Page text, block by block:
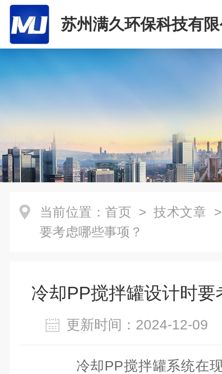
苏州满久环保科技有
当前位置： 首页 > 技术文章
要考虑哪些事项？
冷却PP搅拌罐设计时
更新时间：2024-12-
冷却PP搅拌罐系统在现